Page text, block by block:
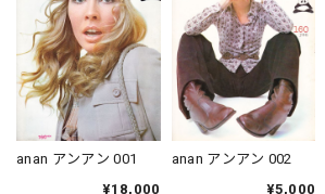
anan アンアン 001
¥18,000
anan アンアン 002
¥5,000